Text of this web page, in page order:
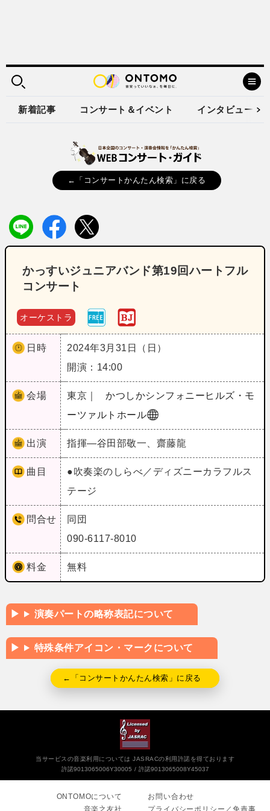
新着記事 コンサート＆イベント インタビュー
←「コンサートかんたん検索」に戻る
かっすいジュニアバンド第19回ハートフル
コンサート
オーケストラ
日時
2024年3月31日（日）
開演：14:00
会場 東京｜
かつしかシンフォニーヒルズ・モ
ーツァルトホール
出演 指揮―谷田部敬一、齋藤龍
曲目
●吹奏楽のしらべ／ディズニーカラフルス
テージ
問合せ
同団
090-6117-8010
料金 無料
演奏パートの略称表記について
特殊条件アイコン・マークについて
←「コンサートかんたん検索」に戻る
当サービスの音楽利用については JASRACの利用許諾を得ております
許諾9013065006Y30005
許諾9013065008Y45037
ONTOMOについて
音楽之友社
お問い合わせ
プライバシーポリシー／免責事